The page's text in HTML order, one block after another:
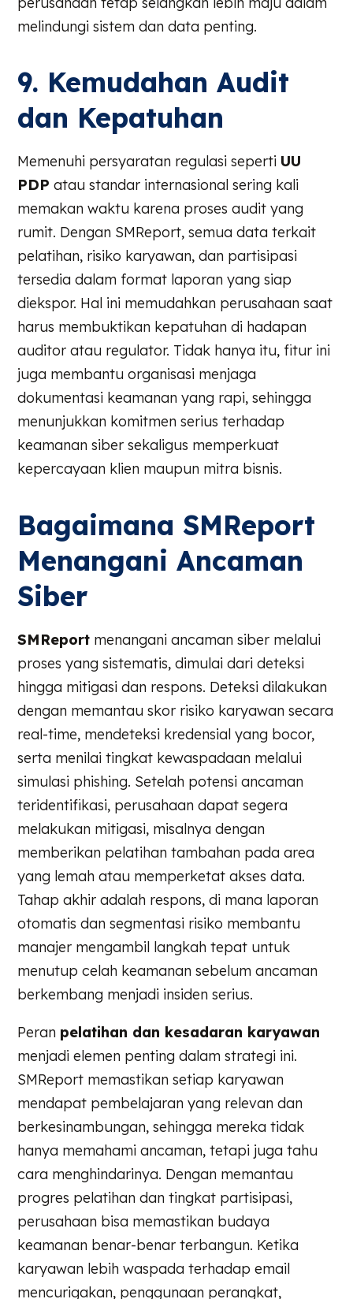
melindungi sistem dan data penting.
9. Kemudahan Audit
dan Kepatuhan
Memenuhi persyaratan regulasi seperti UU
PDP atau standar internasional sering kali
memakan waktu karena proses audit yang
rumit. Dengan SMReport, semua data terkait
pelatihan, risiko karyawan, dan partisipasi
tersedia dalam format laporan yang siap
diekspor. Hal ini memudahkan perusahaan saat
harus membuktikan kepatuhan di hadapan
auditor atau regulator. Tidak hanya itu, fitur ini
juga membantu organisasi menjaga
dokumentasi keamanan yang rapi, sehingga
menunjukkan komitmen serius terhadap
keamanan siber sekaligus memperkuat
kepercayaan klien maupun mitra bisnis.
Bagaimana SMReport
Menangani Ancaman
Siber
SMReport menangani ancaman siber melalui
proses yang sistematis, dimulai dari deteksi
hingga mitigasi dan respons. Deteksi dilakukan
dengan memantau skor risiko karyawan secara
real-time, mendeteksi kredensial yang bocor,
serta menilai tingkat kewaspadaan melalui
simulasi phishing. Setelah potensi ancaman
teridentifikasi, perusahaan dapat segera
melakukan mitigasi, misalnya dengan
memberikan pelatihan tambahan pada area
yang lemah atau memperketat akses data.
Tahap akhir adalah respons, di mana laporan
otomatis dan segmentasi risiko membantu
manajer mengambil langkah tepat untuk
menutup celah keamanan sebelum ancaman
berkembang menjadi insiden serius.
Peran pelatihan dan kesadaran karyawan
menjadi elemen penting dalam strategi ini.
SMReport memastikan setiap karyawan
mendapat pembelajaran yang relevan dan
berkesinambungan, sehingga mereka tidak
hanya memahami ancaman, tetapi juga tahu
cara menghindarinya. Dengan memantau
progres pelatihan dan tingkat partisipasi,
perusahaan bisa memastikan budaya
keamanan benar-benar terbangun. Ketika
karyawan lebih waspada terhadap email
mencurigakan, penggunaan perangkat,